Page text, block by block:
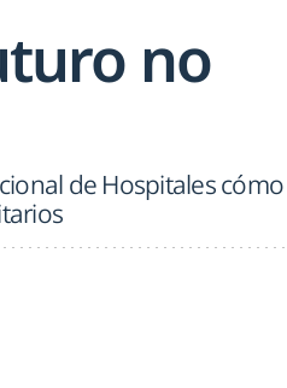
no
de Hospitales cómo